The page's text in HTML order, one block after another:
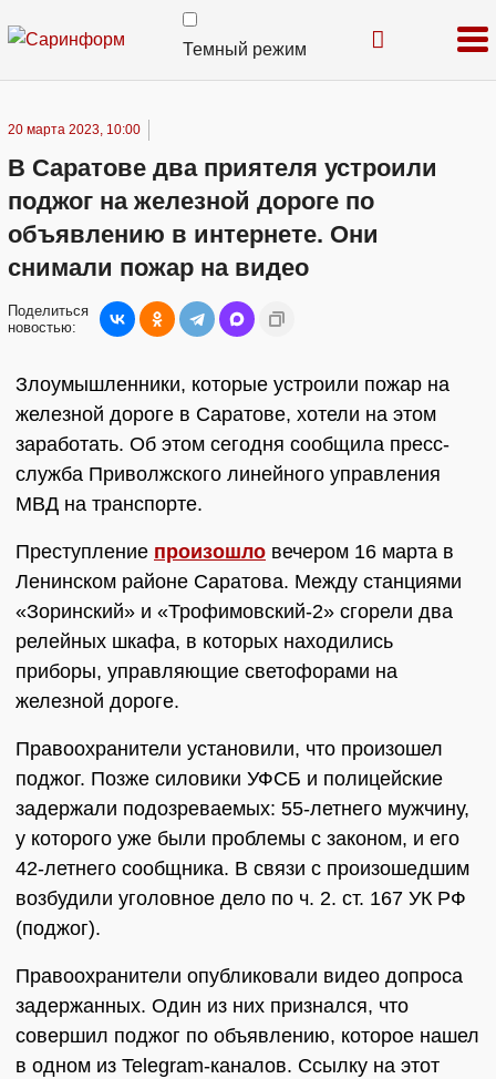
Темный режим
20 марта 2023, 10:00
В Саратове два приятеля устроили
поджог на железной дороге по
объявлению в интернете. Они
снимали пожар на видео
Поделиться
новостью:
Злоумышленники, которые устроили пожар на
железной дороге в Саратове, хотели на этом
заработать. Об этом сегодня сообщила пресс-
служба Приволжского линейного управления
МВД на транспорте.
Преступление произошло вечером 16 марта в
Ленинском районе Саратова. Между станциями
«Зоринский» и «Трофимовский-2» сгорели два
релейных шкафа, в которых находились
приборы, управляющие светофорами на
железной дороге.
Правоохранители установили, что произошел
поджог. Позже силовики УФСБ и полицейские
задержали подозреваемых: 55-летнего мужчину,
у которого уже были проблемы с законом, и его
42-летнего сообщника. В связи с произошедшим
возбудили уголовное дело по ч. 2. ст. 167 УК РФ
(поджог).
Правоохранители опубликовали видео допроса
задержанных. Один из них признался, что
совершил поджог по объявлению, которое нашел
в одном из Telegram-каналов. Ссылку на этот